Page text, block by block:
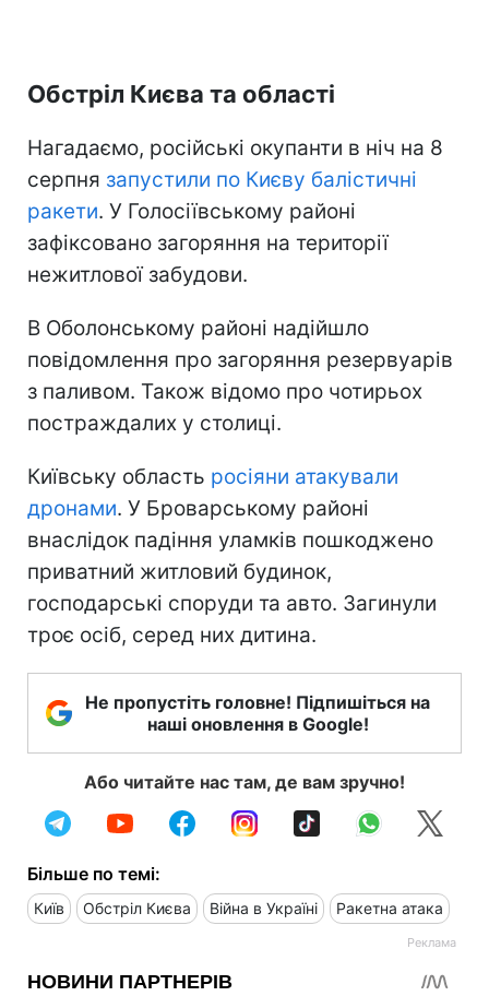
Обстріл Києва та області
Нагадаємо, російські окупанти в ніч на 8
серпня запустили по Києву балістичні
ракети. У Голосіївському районі
зафіксовано загоряння на території
нежитлової забудови.
В Оболонському районі надійшло
повідомлення про загоряння резервуарів
з паливом. Також відомо про чотирьох
постраждалих у столиці.
Київську область росіяни атакували
дронами. У Броварському районі
внаслідок падіння уламків пошкоджено
приватний житловий будинок,
господарські споруди та авто. Загинули
троє осіб, серед них дитина.
Не пропустіть головне! Підпишіться на
наші оновлення в Google!
Або читайте нас там, де вам зручно!
Більше по темі:
Київ Обстріл Києва Війна в Україні Ракетна атака